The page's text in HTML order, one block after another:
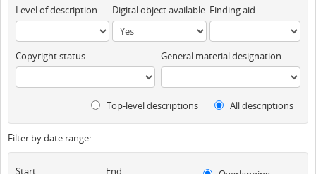
Level of description Digital object available Finding aid
Copyright status General material designation
Top-level descriptions All descriptions
Filter by date range:
Start End